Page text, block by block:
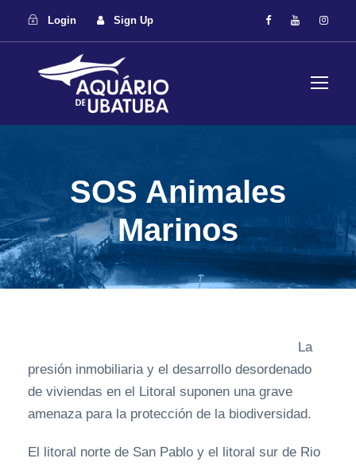
Login Sign Up
SOS Animales
Marinos
La
presión inmobiliaria y el desarrollo desordenado
de viviendas en el Litoral suponen una grave
amenaza para la protección de la biodiversidad.
El litoral norte de San Pablo y el litoral sur de Rio